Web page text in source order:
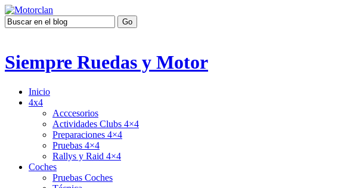
Siempre Ruedas y Motor
Inicio
4x4
Acccesorios
Actividades Clubs 4×4
Preparaciones 4×4
Pruebas 4×4
Rallys y Raid 4×4
Coches
Pruebas Coches